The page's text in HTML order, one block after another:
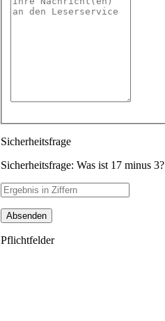
Sicherheitsfrage
Sicherheitsfrage: Was ist 17 minus 3?
Absenden
Pflichtfelder